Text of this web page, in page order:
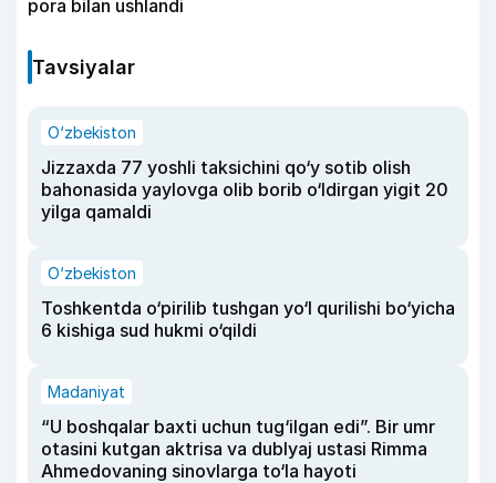
pora bilan ushlandi
Tavsiyalar
O‘zbekiston
Jizzaxda 77 yoshli taksichini qo‘y sotib olish
bahonasida yaylovga olib borib o‘ldirgan yigit 20
yilga qamaldi
O‘zbekiston
Toshkentda o‘pirilib tushgan yo‘l qurilishi bo‘yicha
6 kishiga sud hukmi o‘qildi
Madaniyat
“U boshqalar baxti uchun tug‘ilgan edi”. Bir umr
otasini kutgan aktrisa va dublyaj ustasi Rimma
Ahmedovaning sinovlarga to‘la hayoti